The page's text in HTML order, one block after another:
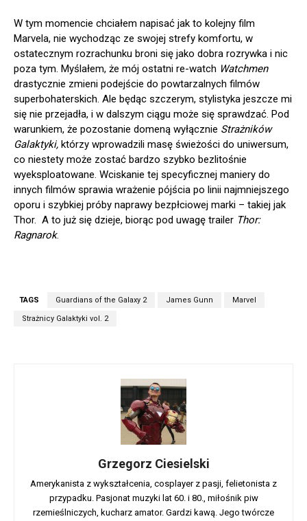
W tym momencie chciałem napisać jak to kolejny film
Marvela, nie wychodząc ze swojej strefy komfortu, w
ostatecznym rozrachunku broni się jako dobra rozrywka i nic
poza tym. Myślałem, że mój ostatni re-watch Watchmen
drastycznie zmieni podejście do powtarzalnych filmów
superbohaterskich. Ale będąc szczerym, stylistyka jeszcze mi
się nie przejadła, i w dalszym ciągu może się sprawdzać. Pod
warunkiem, że pozostanie domeną wyłącznie Strażników
Galaktyki, którzy wprowadzili masę świeżości do uniwersum,
co niestety może zostać bardzo szybko bezlitośnie
wyeksploatowane. Wciskanie tej specyficznej maniery do
innych filmów sprawia wrażenie pójścia po linii najmniejszego
oporu i szybkiej próby naprawy bezpłciowej marki – takiej jak
Thor. A to już się dzieje, biorąc pod uwagę trailer Thor:
Ragnarok.
TAGS Guardians of the Galaxy 2 James Gunn Marvel
Strażnicy Galaktyki vol. 2
Grzegorz Ciesielski
Amerykanista z wykształcenia, cosplayer z pasji, felietonista z
przypadku. Pasjonat muzyki lat 60. i 80., miłośnik piw
rzemieślniczych, kucharz amator. Gardzi kawą. Jego twórcze